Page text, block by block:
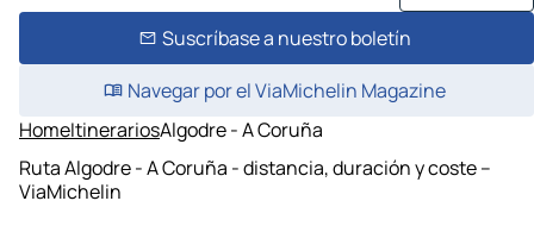
Suscríbase a nuestro boletín
Navegar por el ViaMichelin Magazine
HomeItinerariosAlgodre - A Coruña
Ruta Algodre - A Coruña - distancia, duración y coste –
ViaMichelin